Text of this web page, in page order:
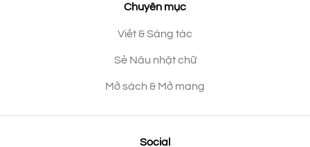
Chuyên mục
Viết & Sáng tác
Sẻ Nâu nhặt chữ
Mở sách & Mở mang
Social